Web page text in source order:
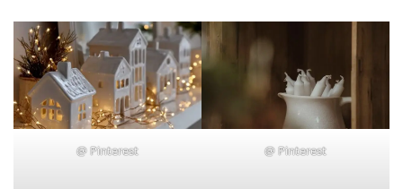
@Pinterest @Pinterest